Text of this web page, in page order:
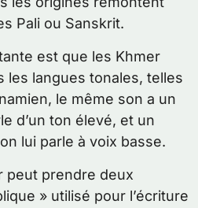
Pali ou Sanskrit.
est que les Khmer
les langues tonales, telles
le même son a un
d’un ton élevé, et un
lui parle à voix basse.
peut prendre deux
» utilisé pour l’écriture